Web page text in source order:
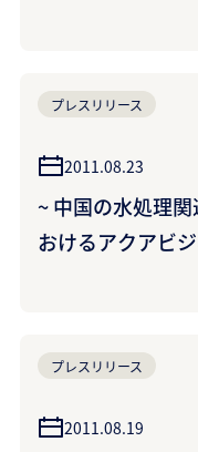
プレスリリース
2011.08.23
~ 中国の水処理
おけるアクアビ
プレスリリース
2011.08.19